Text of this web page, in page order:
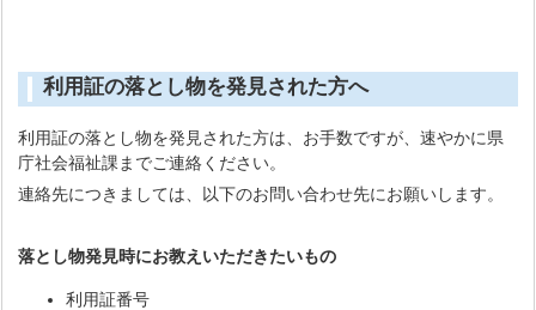
利用証の落とし物を発見された方へ
利用証の落とし物を発見された方は、お手数ですが、速やかに県
庁社会福祉課までご連絡ください。
連絡先につきましては、以下のお問い合わせ先にお願いします。
落とし物発見時にお教えいただきたいもの
利用証番号